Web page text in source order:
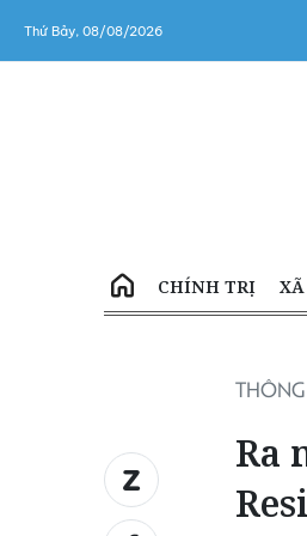
Thứ Bảy, 08/08/2026
CHÍNH TRỊ
Ra